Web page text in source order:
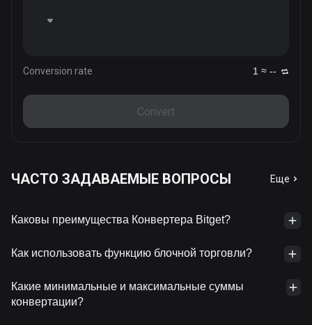
Conversion rate 1 ≈ --
Convert
ЧАСТО ЗАДАВАЕМЫЕ ВОПРОСЫ Еще
Каковы преимущества Конвертера Bitget?
Как использовать функцию блочной торговли?
Какие минимальные и максимальные суммы
конвертации?